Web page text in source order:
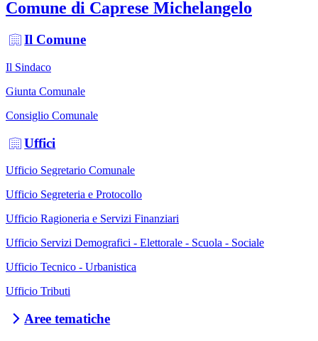
Comune di Caprese Michelangelo
Il Comune
Il Sindaco
Giunta Comunale
Consiglio Comunale
Uffici
Ufficio Segretario Comunale
Ufficio Segreteria e Protocollo
Ufficio Ragioneria e Servizi Finanziari
Ufficio Servizi Demografici - Elettorale - Scuola - Sociale
Ufficio Tecnico - Urbanistica
Ufficio Tributi
Aree tematiche